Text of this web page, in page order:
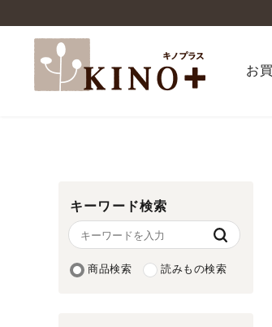
お
キーワード検索
商品検索 読みもの検索